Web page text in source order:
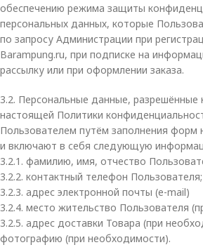
обеспечению режима защиты
персональных данных, которые
по запросу Администрации при
Barampung.ru, при подписке на
рассылку или при оформлении заказа.
3.2. Персональные данные, разрешённые
настоящей Политики
Пользователем путём заполнения форм
и включают в себя следующую
3.2.1. фамилию, имя, отчество
3.2.2. контактный телефон Пользователя;
3.2.3. адрес электронной почты (e-mail)
3.2.4. место жительство Пользователя
3.2.5. адрес доставки Товара (при
фотографию (при необходимости).